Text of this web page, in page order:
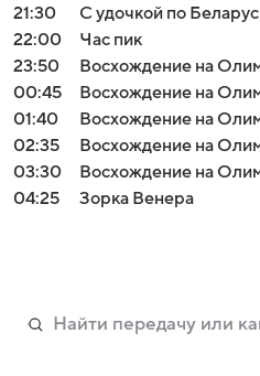
21:30
С удочкой по
22:00
Час пик
23:50
Восхождение на
00:45
Восхождение на
01:40
Восхождение на
02:35
Восхождение на
03:30
Восхождение на
04:25
Зорка Венера